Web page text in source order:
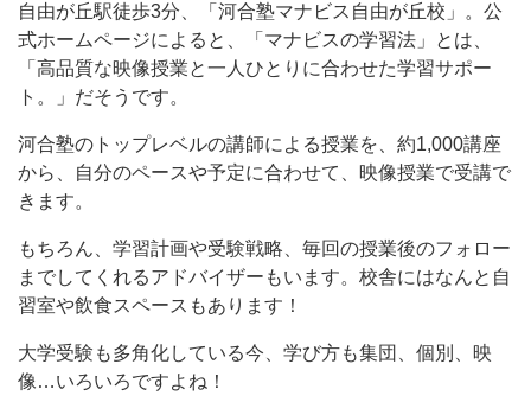
公
式
ホ
ー
ム
ペ
ー
ジ
に
よ
る
自由が丘駅徒歩3分、「河合塾マナビス自由が丘校」。公
式ホームページによると、「マナビスの学習法」とは、
「高品質な映像授業と一人ひとりに合わせた学習サポー
ト。」だそうです。
河合塾のトップレベルの講師による授業を、約1,000講座
から、自分のペースや予定に合わせて、映像授業で受講で
きます。
もちろん、学習計画や受験戦略、毎回の授業後のフォロー
までしてくれるアドバイザーもいます。校舎にはなんと自
習室や飲食スペースもあります！
大学受験も多角化している今、学び方も集団、個別、映
像…いろいろですよね！